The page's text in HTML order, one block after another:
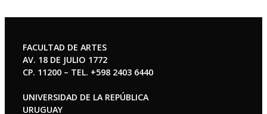
FACULTAD DE ARTES
AV. 18 DE JULIO 1772
CP. 11200 – TEL. +598 2403 6440
UNIVERSIDAD DE LA REPÚBLICA
URUGUAY